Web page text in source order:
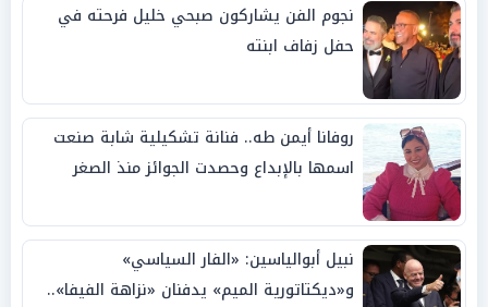
نجوم الفن يشاركون صبحي خليل فرحته في
حفل زفاف ابنته
روفانا أيمن طه.. فنانة تشكيلية شابة صنعت
اسمها بالإبداع وحصدت الجوائز منذ الصغر
نبيل أبوالياسين: «الفار السياسي»
و«ديكتاتورية الميم» يدفنان «نزاهة الفيفا»..